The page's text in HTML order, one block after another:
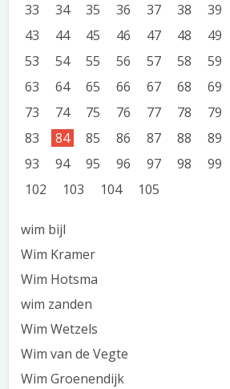
33
34 35 36 37 38 39
43
44 45 46 47 48 49
53
54 55 56 57 58 59
63
64 65 66 67 68 69
73
74 75 76 77 78 79
83
84 85 86 87 88 89
93
94 95 96 97 98 99
102
103 104 105
wim bijl
Wim Kramer
Wim Hotsma
wim zanden
Wim Wetzels
Wim van de Vegte
Wim Groenendijk